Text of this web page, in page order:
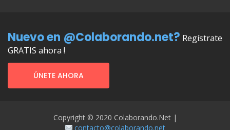
Nuevo en @Colaborando.net? Regístrate
GRATIS ahora !
ÚNETE AHORA
Copyright © 2020 Colaborando.net |
contacto@colaborando.net